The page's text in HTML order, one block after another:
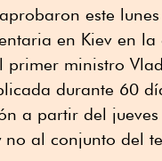
este
en Kiev en la
primer ministro
durante 60
a partir del
al conjunto del